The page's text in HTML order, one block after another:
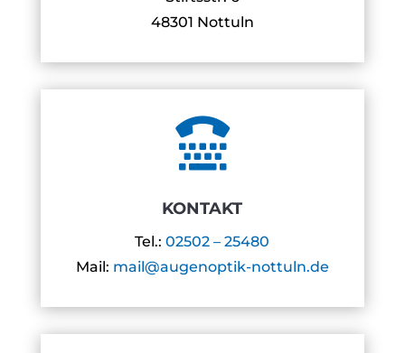
48301 Nottuln

KONTAKT
Tel.:02502 – 25480
Mail: mail@augenoptik-nottuln.de